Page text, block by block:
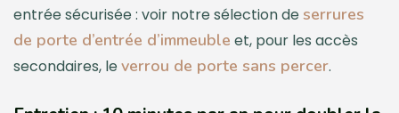
entrée sécurisée : voir notre sélection deserrures
de porte d’entrée d’immeuble et, pour les accès
secondaires, leverrou de porte sans percer.